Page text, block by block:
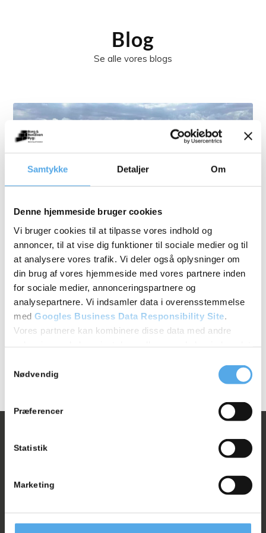
Samtykke Detaljer Om
Denne hjemmeside bruger cookies
Vi bruger cookies til at tilpasse vores indhold og
annoncer, til at vise dig funktioner til sociale medier og til
at analysere vores trafik. Vi deler også oplysninger om
din brug af vores hjemmeside med vores partnere inden
for sociale medier, annonceringspartnere og
analysepartnere. Vi indsamler data i overensstemmelse
med Googles Business Data Responsibility Site
Vores partnere kan kombinere disse data med andre
Nødvendig
Præferencer
Statistik
Marketing
Blog
Se alle vores blogs
Professionel montering af gasbeton
juni 23, 2026
Læs mere